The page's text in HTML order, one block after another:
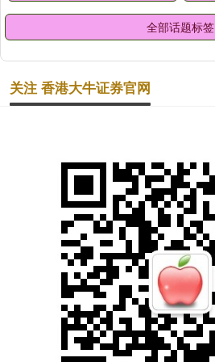
全部话题标签
关注 香港大牛证券官网